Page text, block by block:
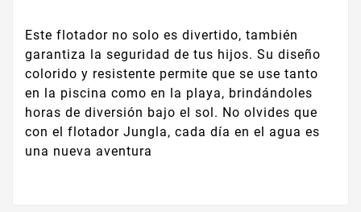
Este flotador no solo es divertido, también
garantiza la seguridad de tus hijos. Su diseño
colorido y resistente permite que se use tanto
en la piscina como en la playa, brindándoles
horas de diversión bajo el sol. No olvides que
con el flotador Jungla, cada día en el agua es
una nueva aventura